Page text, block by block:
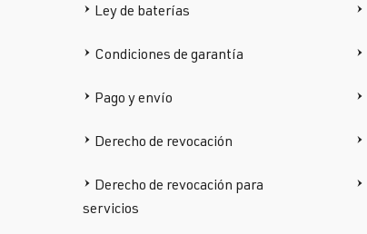
Ley de baterías
Condiciones de garantía
Pago y envío
Derecho de revocación
Derecho de revocación para
servicios